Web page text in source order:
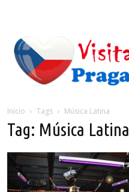
Visitar
Praga
Início Tags Música Latina
Tag: Música Latina